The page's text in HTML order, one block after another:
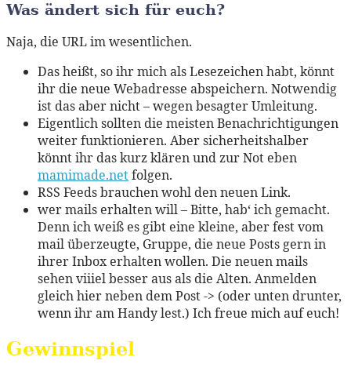
Was ändert sich für euch?
Naja, die URL im wesentlichen.
Das heißt, so ihr mich als Lesezeichen habt, könnt
ihr die neue Webadresse abspeichern. Notwendig
ist das aber nicht – wegen besagter Umleitung.
Eigentlich sollten die meisten Benachrichtigungen
weiter funktionieren. Aber sicherheitshalber
könnt ihr das kurz klären und zur Not eben
mamimade.netfolgen.
RSS Feeds brauchen wohl den neuen Link.
wer mails erhalten will – Bitte, hab‘ ich gemacht.
Denn ich weiß es gibt eine kleine, aber fest vom
mail überzeugte, Gruppe, die neue Posts gern in
ihrer Inbox erhalten wollen. Die neuen mails
sehen viiiel besser aus als die Alten. Anmelden
gleich hier neben dem Post -> (oder unten drunter,
wenn ihr am Handy lest.) Ich freue mich auf euch!
Gewinnspiel